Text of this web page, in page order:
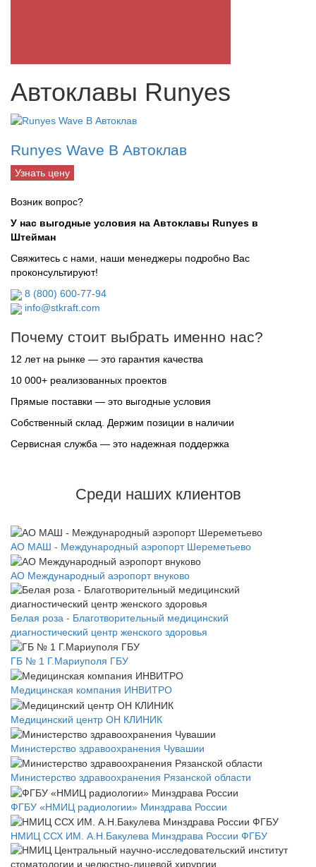
Автоклавы Runyes
Runyes Wave B Автоклав
Узнать цену
Возник вопрос?
У нас выгодные условия на Автоклавы Runyes в
Штейман
Свяжитесь с нами, наши менеджеры подробно Вас
проконсультируют!
8 (800) 600-77-94
info@stkraft.com
Почему стоит выбрать именно нас?
12 лет на рынке — это гарантия качества
10 000+ реализованных проектов
Прямые поставки — это выгодные условия
Собственный склад. Держим позиции в наличии
Сервисная служба — это надежная поддержка
Среди наших клиентов
АО МАШ - Международный аэропорт Шереметьево
АО Международный аэропорт внуково
Белая роза - Благотворительный медицинский
диагностический центр женского здоровья
ГБ № 1 Г.Мариуполя ГБУ
Медицинская компания ИНВИТРО
Медицинский центр ОН КЛИНИК
Министерство здравоохранения Чувашии
Министерство здравоохранения Рязанской области
ФГБУ «НМИЦ радиологии» Минздрава России
НМИЦ ССХ ИМ. А.Н.Бакулева Минздрава России ФГБУ